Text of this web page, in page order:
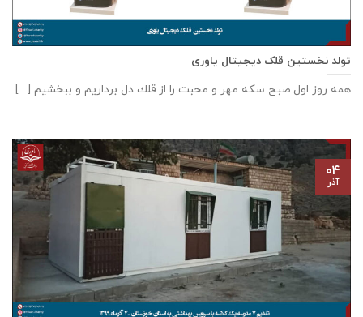
تولد نخستین قلک دیجیتال یاوری
همه روز اول صبح سكه مهر و محبت را از قلك دل برداريم و ببخشيم [...]
۰۴
آذر